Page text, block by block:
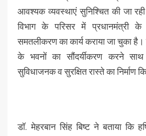
आवश्यक व्यवस्थाएं सुनिश्चित की जा रही
विभाग के परिसर में प्रधानमंत्री
समतलीकरण का कार्य कराया जा चुका है।
के भवनों का सौंदर्यीकरण करने
सुविधाजनक व सुरक्षित रास्ते का निर्माण
डॉ. मेहरबान सिंह बिष्ट ने बताया कि